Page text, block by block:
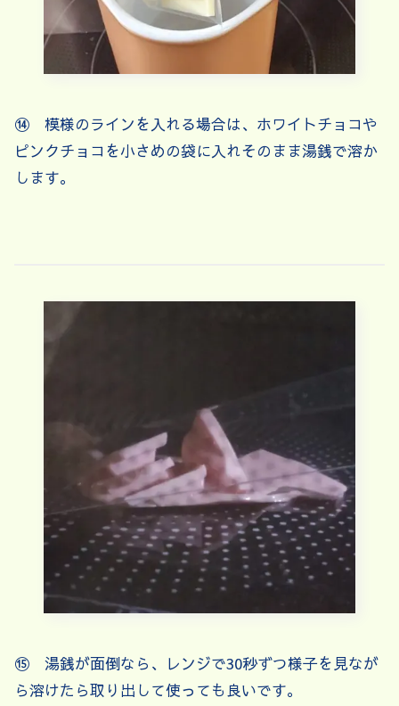
⑭ 模様のラインを入れる場合は、ホワイトチョコや
ピンクチョコを小さめの袋に入れそのまま湯銭で溶か
します。
⑮ 湯銭が面倒なら、レンジで30秒ずつ様子を見なが
ら溶けたら取り出して使っても良いです。